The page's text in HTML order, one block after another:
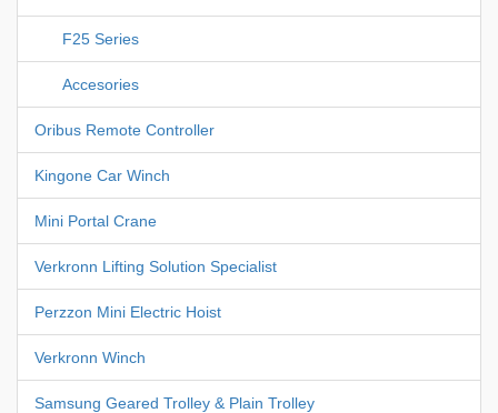
F25 Series
Accesories
Oribus Remote Controller
Kingone Car Winch
Mini Portal Crane
Verkronn Lifting Solution Specialist
Perzzon Mini Electric Hoist
Verkronn Winch
Samsung Geared Trolley & Plain Trolley